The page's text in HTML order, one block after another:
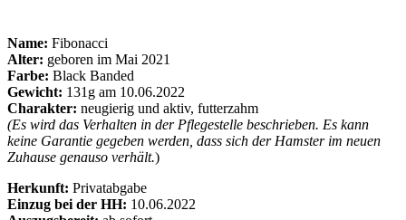
Name: Fibonacci
Alter: geboren im Mai 2021
Farbe: Black Banded
Gewicht: 131g am 10.06.2022
Charakter: neugierig und aktiv, futterzahm
(Es wird das Verhalten in der Pflegestelle beschrieben. Es kann
keine Garantie gegeben werden, dass sich der Hamster im neuen
Zuhause genauso verhält.)
Herkunft: Privatabgabe
Einzug bei der HH: 10.06.2022